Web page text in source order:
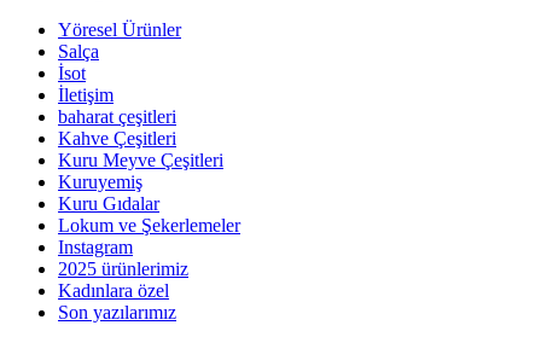
Yöresel Ürünler
Salça
İsot
İletişim
baharat çeşitleri
Kahve Çeşitleri
Kuru Meyve Çeşitleri
Kuruyemiş
Kuru Gıdalar
Lokum ve Şekerlemeler
Instagram
2025 ürünlerimiz
Kadınlara özel
Son yazılarımız